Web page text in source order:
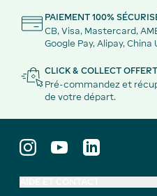
PAIEMENT 100%
CB, Visa, Mastercard,
Google Pay, Alipay, China
CLICK & COLLECT OFFERT
Pré-commandez et
de votre départ.